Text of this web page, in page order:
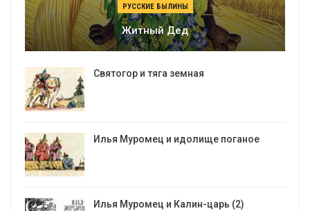
РУССКИЕ БЫЛИНЫ
Житный Дед
Святогор и тяга земная
Илья Муромец и идолище поганое
Илья Муромец и Калин-царь (2)